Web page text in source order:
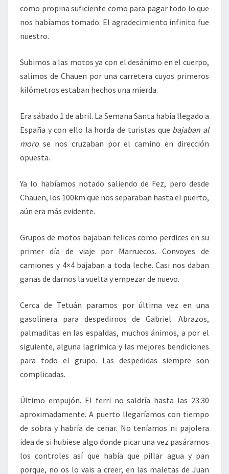
como propina suficiente como para pagar todo lo que
nos habíamos tomado. El agradecimiento infinito fue
nuestro.
Subimos a las motos ya con el desánimo en el cuerpo,
salimos de Chauen por una carretera cuyos primeros
kilómetros estaban hechos una mierda.
Era sábado 1 de abril. La Semana Santa había llegado a
España y con ello la horda de turistas que bajaban al
moro se nos cruzaban por el camino en dirección
opuesta.
Ya lo habíamos notado saliendo de Fez, pero desde
Chauen, los 100km que nos separaban hasta el puerto,
aún era más evidente.
Grupos de motos bajaban felices como perdices en su
primer día de viaje por Marruecos. Convoyes de
camiones y 4×4 bajaban a toda leche. Casi nos daban
ganas de darnos la vuelta y empezar de nuevo.
Cerca de Tetuán paramos por última vez en una
gasolinera para despedirnos de Gabriel. Abrazos,
palmaditas en las espaldas, muchos ánimos, a por el
siguiente, alguna lagrimica y las mejores bendiciones
para todo el grupo. Las despedidas siempre son
complicadas.
Último empujón. El ferri no saldría hasta las 23:30
aproximadamente. A puerto llegaríamos con tiempo
de sobra y habría de cenar. No teníamos ni pajolera
idea de si hubiese algo donde picar una vez pasáramos
los controles así que había que pillar agua y pan
porque, no os lo vais a creer, en las maletas de Juan